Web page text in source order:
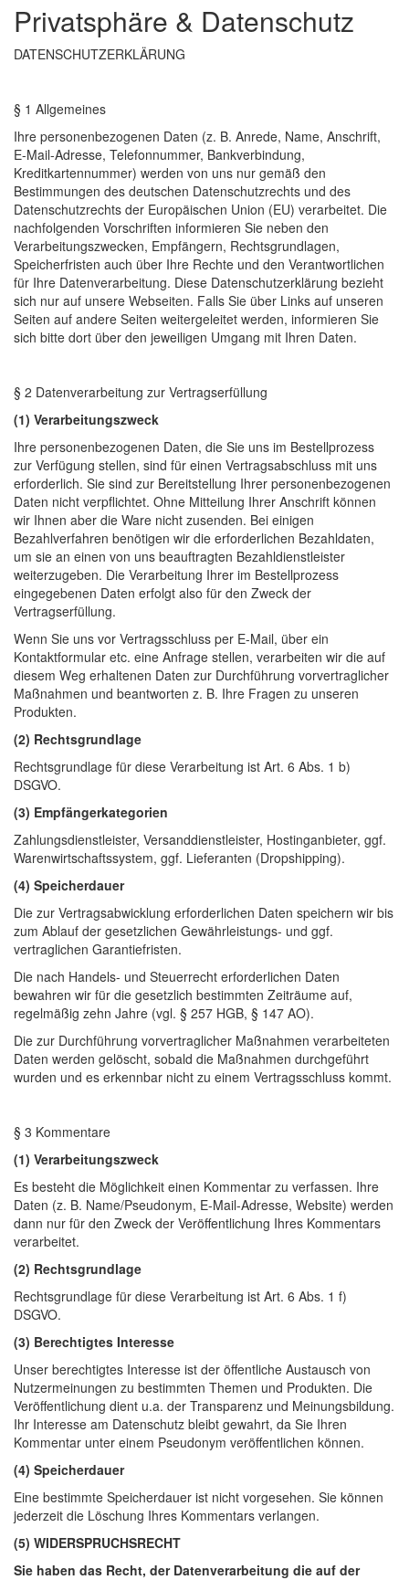
Privatsphäre & Datenschutz
DATENSCHUTZERKLÄRUNG
§ 1 Allgemeines
Ihre personenbezogenen Daten (z. B. Anrede, Name, Anschrift,
E-Mail-Adresse, Telefonnummer, Bankverbindung,
Kreditkartennummer) werden von uns nur gemäß den
Bestimmungen des deutschen Datenschutzrechts und des
Datenschutzrechts der Europäischen Union (EU) verarbeitet. Die
nachfolgenden Vorschriften informieren Sie neben den
Verarbeitungszwecken, Empfängern, Rechtsgrundlagen,
Speicherfristen auch über Ihre Rechte und den Verantwortlichen
für Ihre Datenverarbeitung. Diese Datenschutzerklärung bezieht
sich nur auf unsere Webseiten. Falls Sie über Links auf unseren
Seiten auf andere Seiten weitergeleitet werden, informieren Sie
sich bitte dort über den jeweiligen Umgang mit Ihren Daten.
§ 2 Datenverarbeitung zur Vertragserfüllung
(1) Verarbeitungszweck
Ihre personenbezogenen Daten, die Sie uns im Bestellprozess
zur Verfügung stellen, sind für einen Vertragsabschluss mit uns
erforderlich. Sie sind zur Bereitstellung Ihrer personenbezogenen
Daten nicht verpflichtet. Ohne Mitteilung Ihrer Anschrift können
wir Ihnen aber die Ware nicht zusenden. Bei einigen
Bezahlverfahren benötigen wir die erforderlichen Bezahldaten,
um sie an einen von uns beauftragten Bezahldienstleister
weiterzugeben. Die Verarbeitung Ihrer im Bestellprozess
eingegebenen Daten erfolgt also für den Zweck der
Vertragserfüllung.
Wenn Sie uns vor Vertragsschluss per E-Mail, über ein
Kontaktformular etc. eine Anfrage stellen, verarbeiten wir die auf
diesem Weg erhaltenen Daten zur Durchführung vorvertraglicher
Maßnahmen und beantworten z. B. Ihre Fragen zu unseren
Produkten.
(2) Rechtsgrundlage
Rechtsgrundlage für diese Verarbeitung ist Art. 6 Abs. 1 b)
DSGVO.
(3) Empfängerkategorien
Zahlungsdienstleister, Versanddienstleister, Hostinganbieter, ggf.
Warenwirtschaftssystem, ggf. Lieferanten (Dropshipping).
(4) Speicherdauer
Die zur Vertragsabwicklung erforderlichen Daten speichern wir bis
zum Ablauf der gesetzlichen Gewährleistungs- und ggf.
vertraglichen Garantiefristen.
Die nach Handels- und Steuerrecht erforderlichen Daten
bewahren wir für die gesetzlich bestimmten Zeiträume auf,
regelmäßig zehn Jahre (vgl. § 257 HGB, § 147 AO).
Die zur Durchführung vorvertraglicher Maßnahmen verarbeiteten
Daten werden gelöscht, sobald die Maßnahmen durchgeführt
wurden und es erkennbar nicht zu einem Vertragsschluss kommt.
§ 3 Kommentare
(1) Verarbeitungszweck
Es besteht die Möglichkeit einen Kommentar zu verfassen. Ihre
Daten (z. B. Name/Pseudonym, E-Mail-Adresse, Website) werden
dann nur für den Zweck der Veröffentlichung Ihres Kommentars
verarbeitet.
(2) Rechtsgrundlage
Rechtsgrundlage für diese Verarbeitung ist Art. 6 Abs. 1 f)
DSGVO.
(3) Berechtigtes Interesse
Unser berechtigtes Interesse ist der öffentliche Austausch von
Nutzermeinungen zu bestimmten Themen und Produkten. Die
Veröffentlichung dient u.a. der Transparenz und Meinungsbildung.
Ihr Interesse am Datenschutz bleibt gewahrt, da Sie Ihren
Kommentar unter einem Pseudonym veröffentlichen können.
(4) Speicherdauer
Eine bestimmte Speicherdauer ist nicht vorgesehen. Sie können
jederzeit die Löschung Ihres Kommentars verlangen.
(5) WIDERSPRUCHSRECHT
Sie haben das Recht, der Datenverarbeitung die auf der